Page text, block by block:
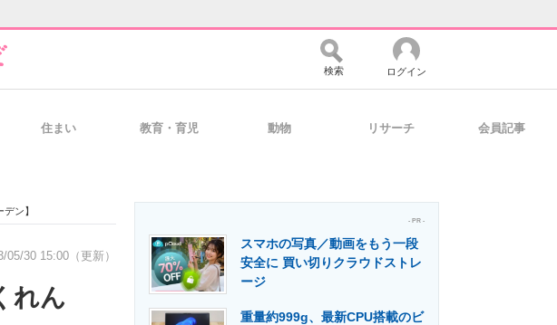
経営リーダーのコミュニティ マーケ×ITの今がよく分かる
検索 ログイン
住まい 教育・育児 動物 リサーチ 会員記事
ン】
05/30 15:00（更新）
れん
- PR -
スマホの写真／動画をもう一段
安全に 買い切りクラウドストレ
ージ
重量約999g、最新CPU搭載のビ